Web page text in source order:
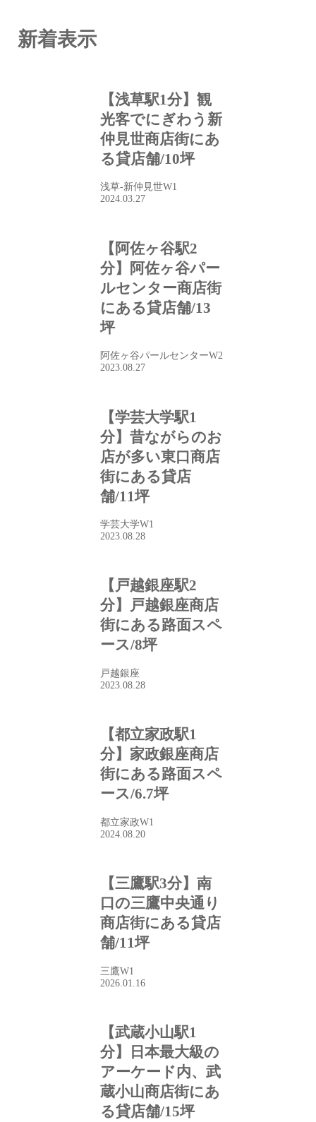
新着表示
【浅草駅1分】観
光客でにぎわう新
仲見世商店街にあ
る貸店舗/10坪
浅草-新仲見世W1
2024.03.27
【阿佐ヶ谷駅2
分】阿佐ヶ谷パー
ルセンター商店街
にある貸店舗/13
坪
阿佐ヶ谷パールセンターW2
2023.08.27
【学芸大学駅1
分】昔ながらのお
店が多い東口商店
街にある貸店
舗/11坪
学芸大学W1
2023.08.28
【戸越銀座駅2
分】戸越銀座商店
街にある路面スペ
ース/8坪
戸越銀座
2023.08.28
【都立家政駅1
分】家政銀座商店
街にある路面スペ
ース/6.7坪
都立家政W1
2024.08.20
【三鷹駅3分】南
口の三鷹中央通り
商店街にある貸店
舗/11坪
三鷹W1
2026.01.16
【武蔵小山駅1
分】日本最大級の
アーケード内、武
蔵小山商店街にあ
る貸店舗/15坪